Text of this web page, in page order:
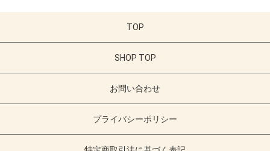
TOP
SHOP TOP
お問い合わせ
プライバシーポリシー